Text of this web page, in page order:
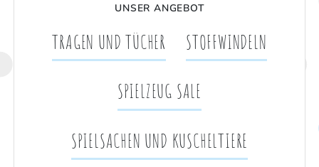
UNSER ANGEBOT
TRAGEN UND TÜCHER STOFFWINDELN
SPIELZEUG SALE
SPIELSACHEN UND KUSCHELTIERE